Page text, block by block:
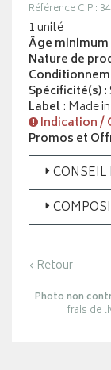
Référence CIP :
1 unité
Âge minimum
Nature de
Spécificité(s):
Label: Made
Indication /
Promos et
‹ Retour
Photo non
frais de